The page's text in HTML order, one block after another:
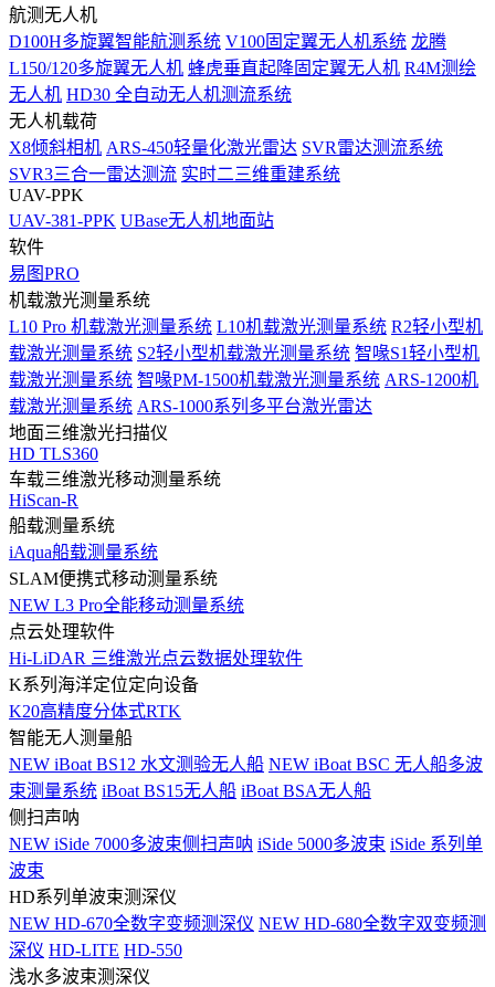
航测无人机
D100H多旋翼智能航测系统 V100固定翼无人机系统 龙腾
L150/120多旋翼无人机 蜂虎垂直起降固定翼无人机 R4M测绘
无人机 HD30 全自动无人机测流系统
无人机载荷
X8倾斜相机 ARS-450轻量化激光雷达 SVR雷达测流系统
SVR3三合一雷达测流 实时二三维重建系统
UAV-PPK
UAV-381-PPK UBase无人机地面站
软件
易图PRO
机载激光测量系统
L10 Pro 机载激光测量系统 L10机载激光测量系统 R2轻小型机
载激光测量系统 S2轻小型机载激光测量系统 智喙S1轻小型机
载激光测量系统 智喙PM-1500机载激光测量系统 ARS-1200机
载激光测量系统 ARS-1000系列多平台激光雷达
地面三维激光扫描仪
HD TLS360
车载三维激光移动测量系统
HiScan-R
船载测量系统
iAqua船载测量系统
SLAM便携式移动测量系统
NEW L3 Pro全能移动测量系统
点云处理软件
Hi-LiDAR 三维激光点云数据处理软件
K系列海洋定位定向设备
K20高精度分体式RTK
智能无人测量船
NEW iBoat BS12 水文测验无人船 NEW iBoat BSC 无人船多波
束测量系统 iBoat BS15无人船 iBoat BSA无人船
侧扫声呐
NEW iSide 7000多波束侧扫声呐 iSide 5000多波束 iSide 系列单
波束
HD系列单波束测深仪
NEW HD-670全数字变频测深仪 NEW HD-680全数字双变频测
深仪 HD-LITE HD-550
浅水多波束测深仪